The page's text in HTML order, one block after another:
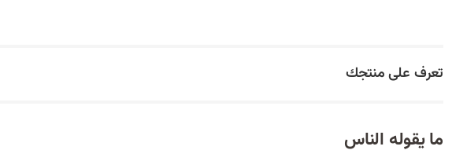
تعرف على منتجك
ما يقوله الناس